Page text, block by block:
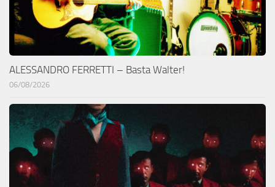
ALESSANDRO FERRETTI – Basta Walter!
06/08/2026